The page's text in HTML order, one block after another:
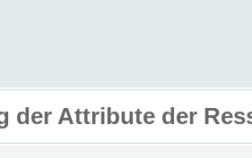
der Attribute der